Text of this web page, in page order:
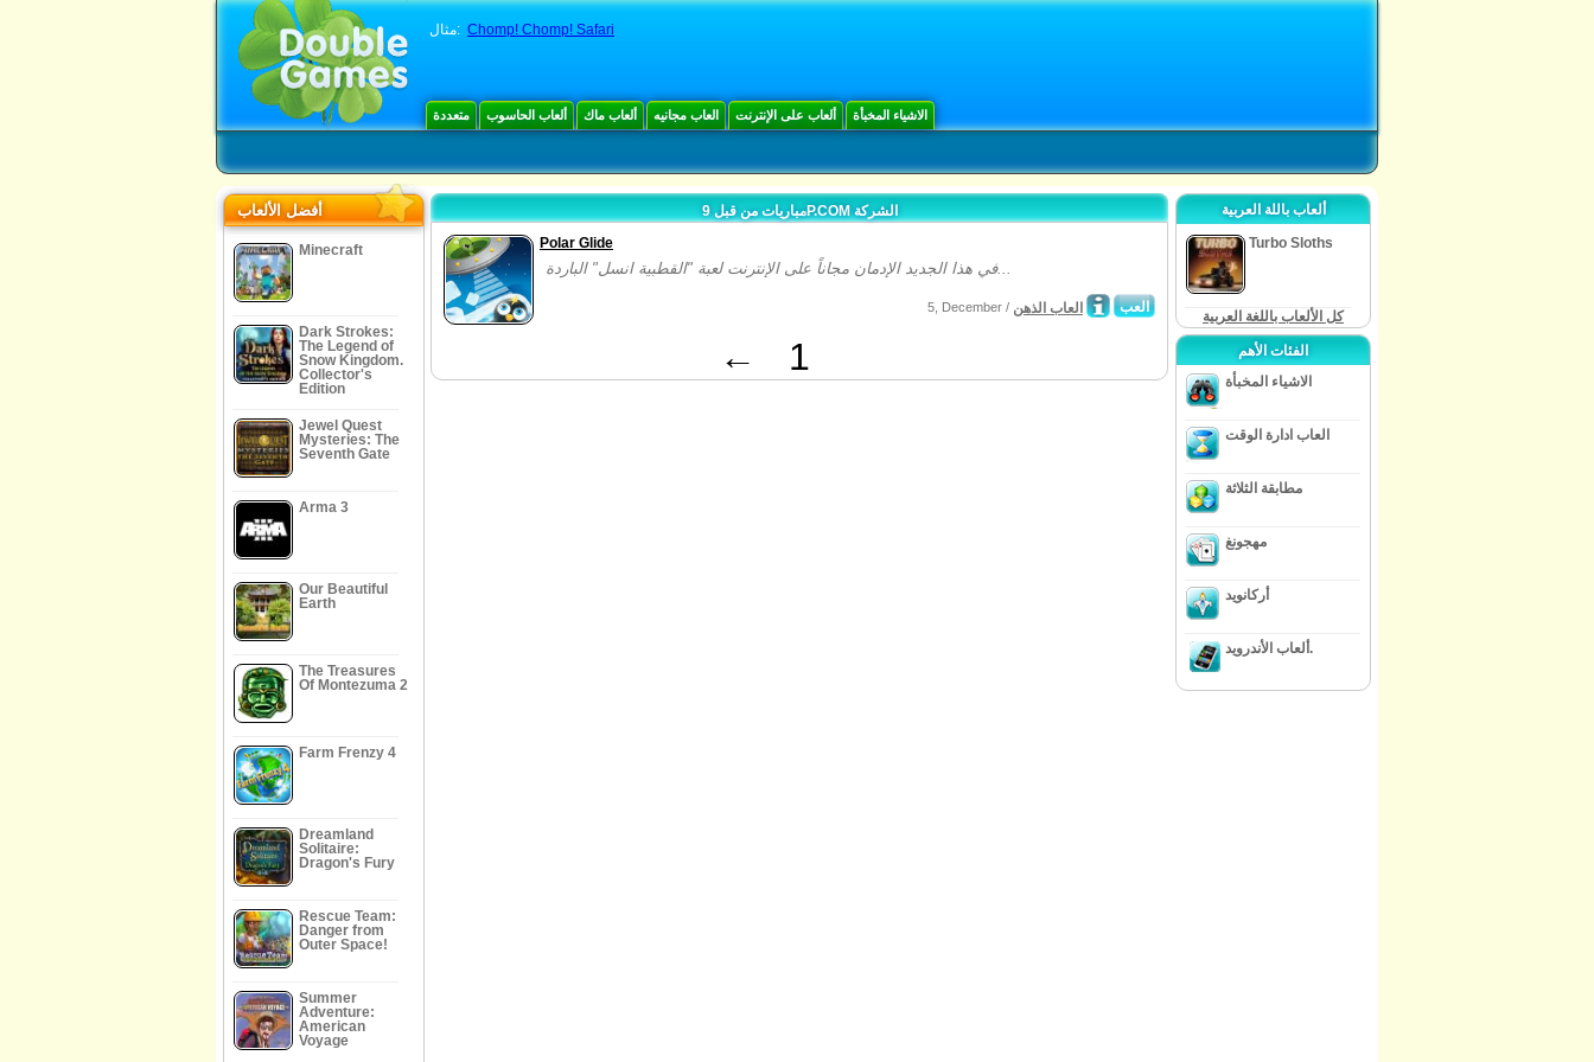
مثال: Chomp! Chomp! Safari
متعددة ألعاب الحاسوب ألعاب ماك العاب مجانيه ألعاب على الإنترنت الاشياء المخبأة
أفضل الألعاب
Minecraft
Dark Strokes:
The Legend of
Snow Kingdom.
Collector's
Edition
Jewel Quest
Mysteries: The
Seventh Gate
Arma 3
Our Beautiful
Earth
The Treasures
Of Montezuma 2
Farm Frenzy 4
Dreamland
Solitaire:
Dragon's Fury
Rescue Team:
Danger from
Outer Space!
Summer
Adventure:
American
Voyage
مباريات من قبل 9P.COM الشركة
Polar Glide
في هذا الجديد الإدمان مجاناً على الإنترنت لعبة "القطبية انسل" الباردة...
العب 5, December / العاب الذهن
← 1
ألعاب باللة العربية
Turbo Sloths
كل الألعاب باللغة العربية
الفئات الأهم
الاشياء المخبأة
العاب ادارة الوقت
مطابقة الثلاثة
مهجونغ
أركانويد
ألعاب الأندرويد.